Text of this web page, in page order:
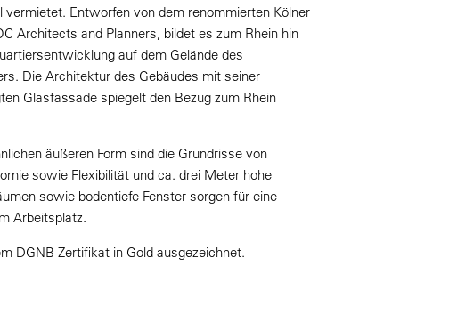
vermietet. Entworfen von dem renommierten Kölner
Architects and Planners, bildet es zum Rhein hin
auf dem Gelände des
Die Architektur des Gebäudes mit seiner
Glasfassade spiegelt den Bezug zum Rhein
äußeren Form sind die Grundrisse von
sowie Flexibilität und ca. drei Meter hohe
sowie bodentiefe Fenster sorgen für eine
Arbeitsplatz.
DGNB-Zertifikat in Gold ausgezeichnet.